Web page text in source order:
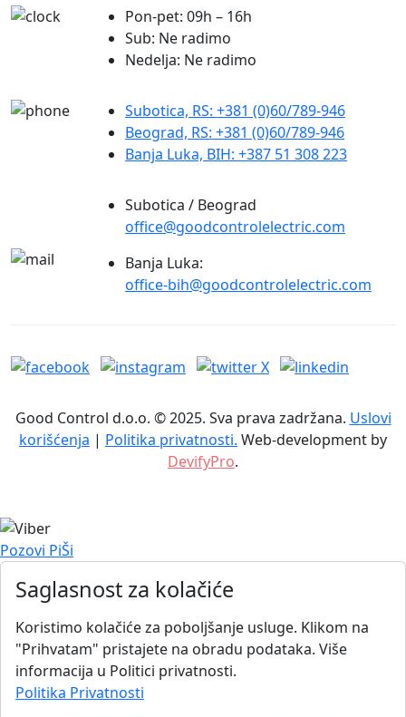
Pon-pet: 09h – 16h
Sub: Ne radimo
Nedelja: Ne radimo
Subotica, RS: +381 (0)60/789-946
Beograd, RS: +381 (0)60/789-946
Banja Luka, BIH: +387 51 308 223
Subotica / Beograd
office@goodcontrolelectric.com
Banja Luka:
office-bih@goodcontrolelectric.com
Good Control d.o.o. © 2025. Sva prava zadržana. Uslovi
korišćenja | Politika privatnosti. Web-development by
DevifyPro.
Pozovi PiŠi
Saglasnost za kolačiće
Koristimo kolačiće za poboljšanje usluge. Klikom na
"Prihvatam" pristajete na obradu podataka. Više
informacija u Politici privatnosti.
Politika Privatnosti